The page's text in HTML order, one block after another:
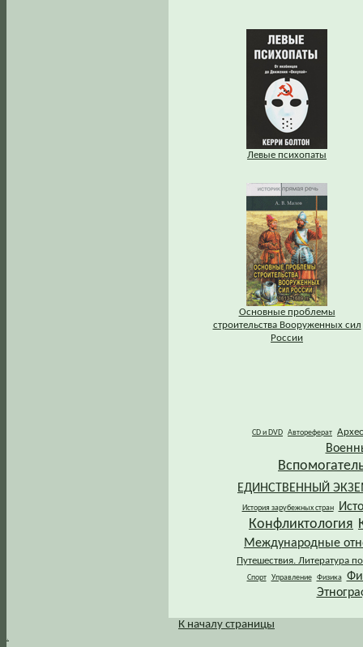
Левые психопаты
Основные проблемы
строительства Вооруженных сил
России
CD и DVD Автореферат
ЕДИНСТВЕННЫЙ
История зарубежных стран
Конфликтология
Международные
Путешествия. Литература
Спорт Управление Физика
.
К началу страницы